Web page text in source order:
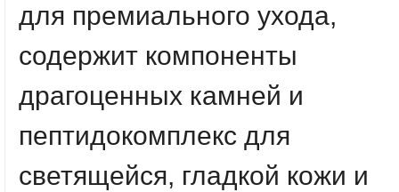
для премиального ухода,
содержит компоненты
драгоценных камней и
пептидокомплекс для
светящейся, гладкой кожи и